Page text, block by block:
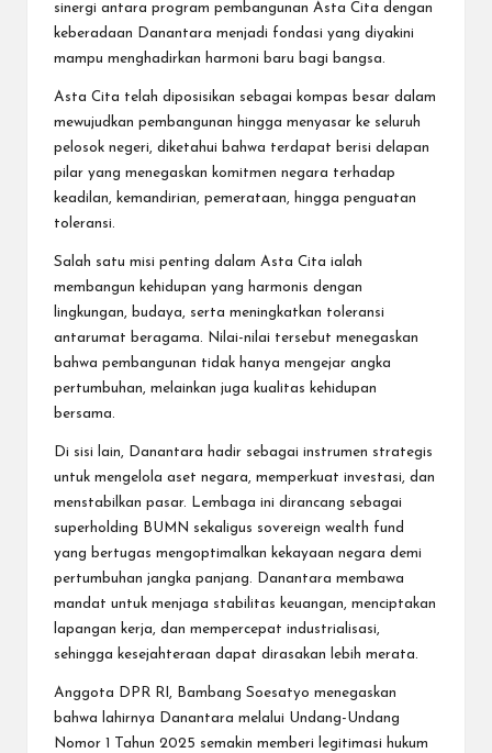
sinergi antara program pembangunan Asta Cita dengan
keberadaan Danantara menjadi fondasi yang diyakini
mampu menghadirkan harmoni baru bagi bangsa.
Asta Cita telah diposisikan sebagai kompas besar dalam
mewujudkan pembangunan hingga menyasar ke seluruh
pelosok negeri, diketahui bahwa terdapat berisi delapan
pilar yang menegaskan komitmen negara terhadap
keadilan, kemandirian, pemerataan, hingga penguatan
toleransi.
Salah satu misi penting dalam Asta Cita ialah
membangun kehidupan yang harmonis dengan
lingkungan, budaya, serta meningkatkan toleransi
antarumat beragama. Nilai-nilai tersebut menegaskan
bahwa pembangunan tidak hanya mengejar angka
pertumbuhan, melainkan juga kualitas kehidupan
bersama.
Di sisi lain, Danantara hadir sebagai instrumen strategis
untuk mengelola aset negara, memperkuat investasi, dan
menstabilkan pasar. Lembaga ini dirancang sebagai
superholding BUMN sekaligus sovereign wealth fund
yang bertugas mengoptimalkan kekayaan negara demi
pertumbuhan jangka panjang. Danantara membawa
mandat untuk menjaga stabilitas keuangan, menciptakan
lapangan kerja, dan mempercepat industrialisasi,
sehingga kesejahteraan dapat dirasakan lebih merata.
Anggota DPR RI, Bambang Soesatyo menegaskan
bahwa lahirnya Danantara melalui Undang-Undang
Nomor 1 Tahun 2025 semakin memberi legitimasi hukum